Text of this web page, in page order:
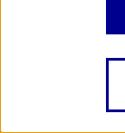
changer d'avis à
Consulter